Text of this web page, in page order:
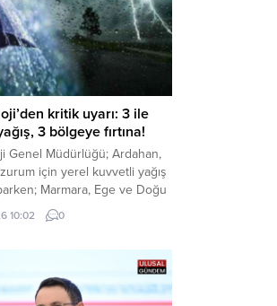
Genel Başkanı Kemal
Rauf Denktaş Kültür
gerçekleştirilen ve yeni
takıldığı...
kritik uyarı: 3 ile
3 bölgeye fırtına!
Genel Müdürlüğü; Ardahan,
için yerel kuvvetli yağış
Marmara, Ege ve Doğu
belirli kesimlerinde ise
hıza ulaşabilecek
çağırdı. Haber Merkezi –
ve İklim Değişikliği
Meteoroloji Genel Müdürlüğü,
10:02 0